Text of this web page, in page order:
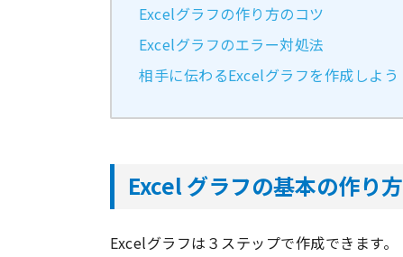
Excelグラフの作り方のコツ
Excelグラフのエラー対処法
相手に伝わるExcelグラフを作成しよう
Excel グラフの基本の作り方
Excelグラフは３ステップで作成できます。